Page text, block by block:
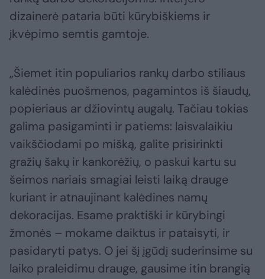
dizainerė pataria būti kūrybiškiems ir
įkvėpimo semtis gamtoje.
„Šiemet itin populiarios rankų darbo stiliaus
kalėdinės puošmenos, pagamintos iš šiaudų,
popieriaus ar džiovintų augalų. Tačiau tokias
galima pasigaminti ir patiems: laisvalaikiu
vaikščiodami po mišką, galite prisirinkti
gražių šakų ir kankorėžių, o paskui kartu su
šeimos nariais smagiai leisti laiką drauge
kuriant ir atnaujinant kalėdines namų
dekoracijas. Esame praktiški ir kūrybingi
žmonės – mokame daiktus ir pataisyti, ir
pasidaryti patys. O jei šį įgūdį suderinsime su
laiko praleidimu drauge, gausime itin brangią